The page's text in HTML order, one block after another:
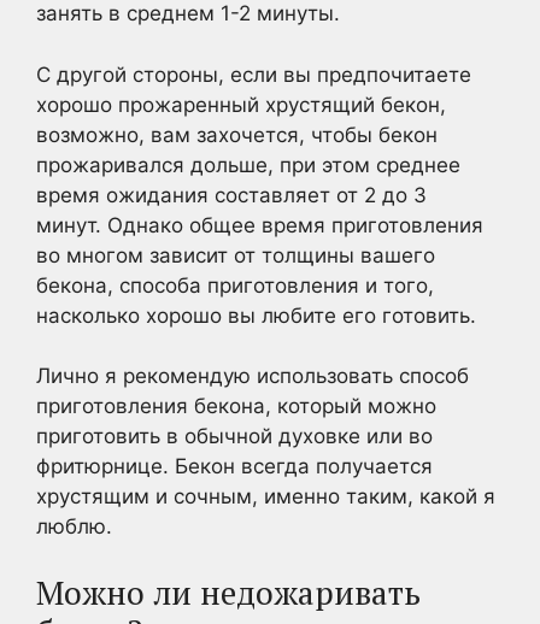
занять в среднем 1-2 минуты.
С другой стороны, если вы предпочитаете
хорошо прожаренный хрустящий бекон,
возможно, вам захочется, чтобы бекон
прожаривался дольше, при этом среднее
время ожидания составляет от 2 до 3
минут. Однако общее время приготовления
во многом зависит от толщины вашего
бекона, способа приготовления и того,
насколько хорошо вы любите его готовить.
Лично я рекомендую использовать способ
приготовления бекона, который можно
приготовить в обычной духовке или во
фритюрнице. Бекон всегда получается
хрустящим и сочным, именно таким, какой я
люблю.
Можно ли недожаривать